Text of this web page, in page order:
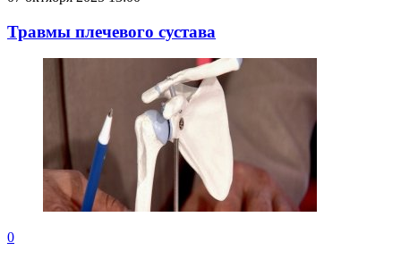
Травмы плечевого сустава
0